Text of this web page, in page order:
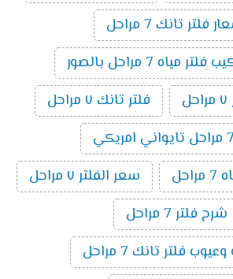
فلتر تانك 7 مراحل
مياه 7 مراحل بالصور
فلتر تانك ٧ مراحل
سعر الفلتر ٧ مراحل
شرح فلتر 7 مراحل
فلتر تانك 7 مراحل